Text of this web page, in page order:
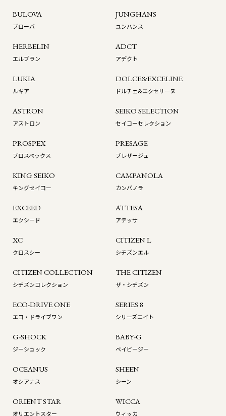
BULOVA
ブローバ
JUNGHANS
ユンハンス
HERBELIN
エルブラン
ADCT
アデクト
LUKIA
ルキア
DOLCE&EXCELINE
ドルチェ&エクセリーヌ
ASTRON
アストロン
SEIKO SELECTION
セイコーセレクション
PROSPEX
プロスペックス
PRESAGE
プレザージュ
KING SEIKO
キングセイコー
CAMPANOLA
カンパノラ
EXCEED
エクシード
ATTESA
アテッサ
XC
クロスシー
CITIZEN L
シチズンエル
CITIZEN COLLECTION
シチズンコレクション
THE CITIZEN
ザ・シチズン
ECO-DRIVE ONE
エコ・ドライブワン
SERIES 8
シリーズエイト
G-SHOCK
ジーショック
BABY-G
ベイビージー
OCEANUS
オシアナス
SHEEN
シーン
ORIENT STAR
オリエントスター
WICCA
ウィッカ